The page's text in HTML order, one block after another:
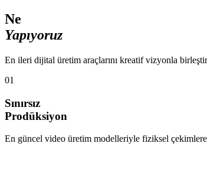
Ne
Yapıyoruz
En ileri dijital üretim araçlarını kreatif vizyonla
01
Sınırsız
Prodüksiyon
En güncel video üretim modelleriyle fiziksel